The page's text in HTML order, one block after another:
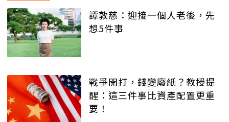
譚敦慈：迎接一個人老後，先
想5件事
戰爭開打，錢變廢紙？教授提
醒：這三件事比資產配置更重
要！